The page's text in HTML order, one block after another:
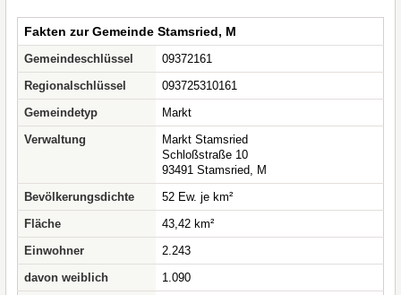
Fakten zur Gemeinde Stamsried, M
Gemeindeschlüssel
09372161
Regionalschlüssel
093725310161
Gemeindetyp
Markt
Verwaltung
Markt Stamsried
Schloßstraße 10
93491 Stamsried, M
Bevölkerungsdichte
52 Ew. je km²
Fläche
43,42 km²
Einwohner
2.243
davon weiblich
1.090